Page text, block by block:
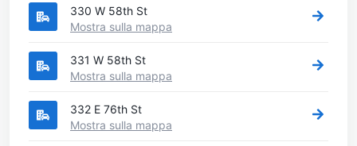
330 W 58th St
Mostra sulla mappa
331 W 58th St
Mostra sulla mappa
332 E 76th St
Mostra sulla mappa